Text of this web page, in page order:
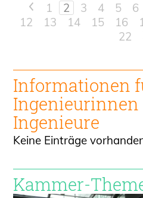
< 1 2 3 4 5 6
12
13 14 15 16
22
Informationen
Ingenieurinnen
Ingenieure
Keine Einträge
Kammer-